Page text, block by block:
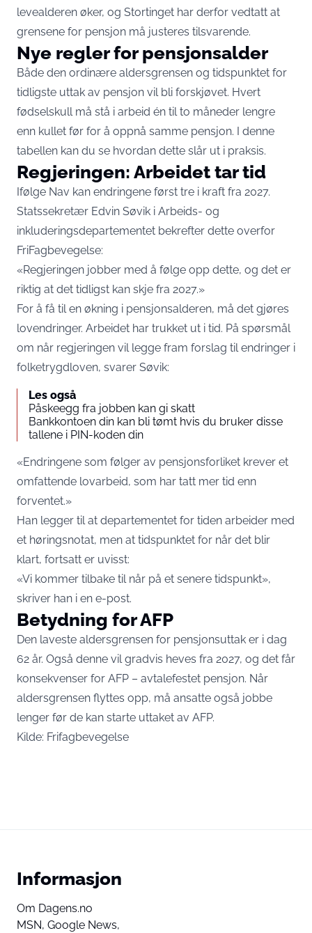
levealderen øker, og Stortinget har derfor vedtatt at
grensene for pensjon må justeres tilsvarende.
Nye regler for pensjonsalder
Både den ordinære aldersgrensen og tidspunktet for
tidligste uttak av pensjon vil bli forskjøvet. Hvert
fødselskull må stå i arbeid én til to måneder lengre
enn kullet før for å oppnå samme pensjon. I denne
tabellen kan du se hvordan dette slår ut i praksis.
Regjeringen: Arbeidet tar tid
Ifølge Nav kan endringene først tre i kraft fra 2027.
Statssekretær Edvin Søvik i Arbeids- og
inkluderingsdepartementet bekrefter dette overfor
FriFagbevegelse:
«Regjeringen jobber med å følge opp dette, og det er
riktig at det tidligst kan skje fra 2027.»
For å få til en økning i pensjonsalderen, må det gjøres
lovendringer. Arbeidet har trukket ut i tid. På spørsmål
om når regjeringen vil legge fram forslag til endringer i
folketrygdloven, svarer Søvik:
Les også
Påskeegg fra jobben kan gi skatt
Bankkontoen din kan bli tømt hvis du bruker disse
tallene i PIN-koden din
«Endringene som følger av pensjonsforliket krever et
omfattende lovarbeid, som har tatt mer tid enn
forventet.»
Han legger til at departementet for tiden arbeider med
et høringsnotat, men at tidspunktet for når det blir
klart, fortsatt er uvisst:
«Vi kommer tilbake til når på et senere tidspunkt»,
skriver han i en e-post.
Betydning for AFP
Den laveste aldersgrensen for pensjonsuttak er i dag
62 år. Også denne vil gradvis heves fra 2027, og det får
konsekvenser for AFP – avtalefestet pensjon. Når
aldersgrensen flyttes opp, må ansatte også jobbe
lenger før de kan starte uttaket av AFP.
Kilde: Frifagbevegelse
Informasjon
Om Dagens.no
MSN, Google News,